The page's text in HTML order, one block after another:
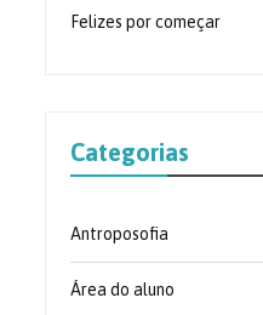
Felizes por começar
Categorias
Antroposofia
Área do aluno